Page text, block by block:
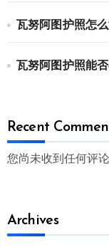
瓦努阿图护照怎
瓦努阿图护照能
Recent
您尚未收到任何评论
Archives